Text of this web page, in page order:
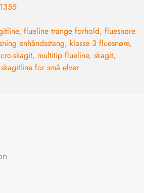
, flueline trange forhold, fluesnøre
enhåndsstang, klasse 3 fluesnøre,
skagit, multitip flueline, skagit,
skagitline for små elver